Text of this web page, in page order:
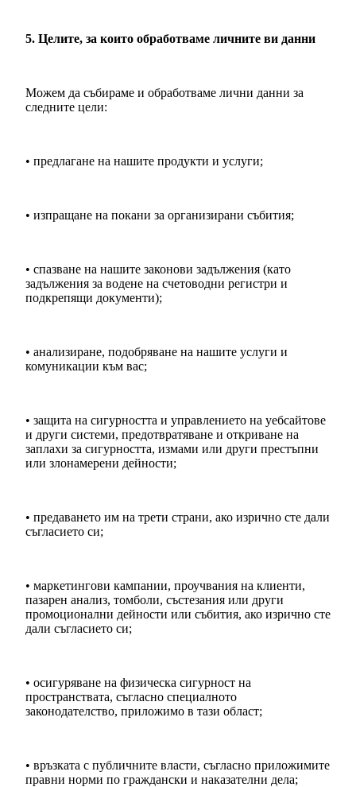
5. Целите, за които обработваме личните ви данни
Можем да събираме и обработваме лични данни за
следните цели:
• предлагане на нашите продукти и услуги;
• изпращане на покани за организирани събития;
• спазване на нашите законови задължения (като
задължения за водене на счетоводни регистри и
подкрепящи документи);
• анализиране, подобряване на нашите услуги и
комуникации към вас;
• защита на сигурността и управлението на уебсайтове
и други системи, предотвратяване и откриване на
заплахи за сигурността, измами или други престъпни
или злонамерени дейности;
• предаването им на трети страни, ако изрично сте дали
съгласието си;
• маркетингови кампании, проучвания на клиенти,
пазарен анализ, томболи, състезания или други
промоционални дейности или събития, ако изрично сте
дали съгласието си;
• осигуряване на физическа сигурност на
пространствата, съгласно специалното
законодателство, приложимо в тази област;
• връзката с публичните власти, съгласно приложимите
правни норми по граждански и наказателни дела;